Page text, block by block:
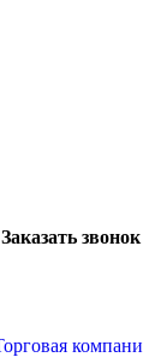
Заказать звонок